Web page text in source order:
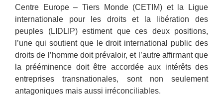
Centre Europe – Tiers Monde (CETIM) et la Ligue
internationale pour les droits et la libération des
peuples (LIDLIP) estiment que ces deux positions,
l’une qui soutient que le droit international public des
droits de l’homme doit prévaloir, et l’autre affirmant que
la prééminence doit être accordée aux intérêts des
entreprises transnationales, sont non seulement
antagoniques mais aussi irréconciliables.